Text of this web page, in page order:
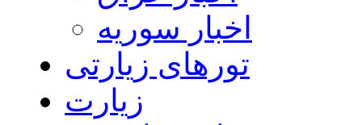
اخبار سوریه
تورهای زیارتی
زیارت